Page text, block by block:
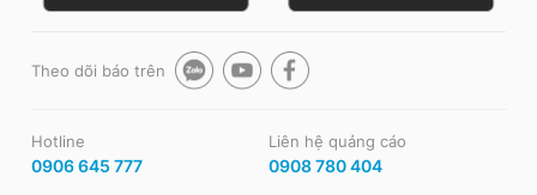
Theo dõi báo trên
Hotline
0906 645 777
Liên hệ quảng cáo
0908 780 404